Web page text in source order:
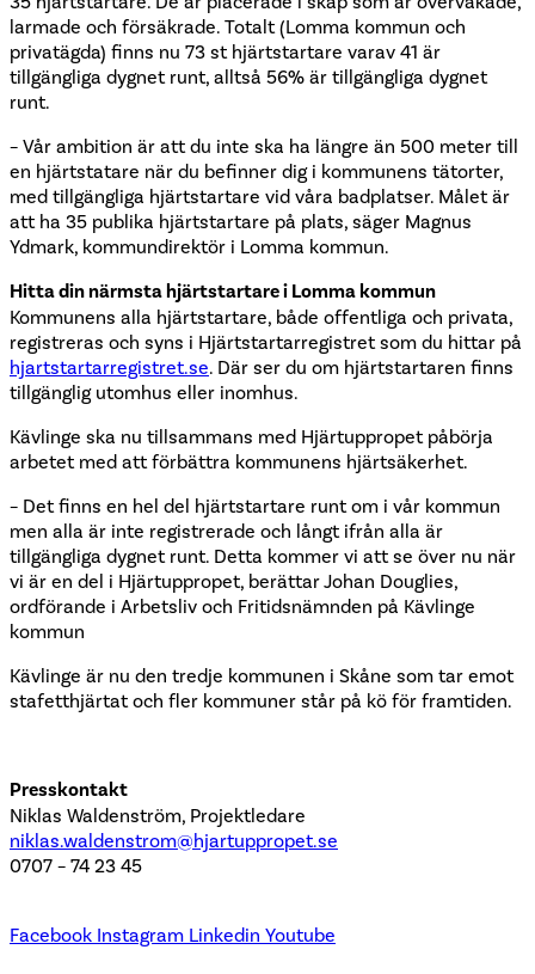
larmade och försäkrade. Totalt (Lomma kommun och
privatägda) finns nu 73 st hjärtstartare varav 41 är
tillgängliga dygnet runt, alltså 56% är tillgängliga dygnet
runt.
– Vår ambition är att du inte ska ha längre än 500 meter till
en hjärtstatare när du befinner dig i kommunens tätorter,
med tillgängliga hjärtstartare vid våra badplatser. Målet är
att ha 35 publika hjärtstartare på plats, säger Magnus
Ydmark, kommundirektör i Lomma kommun.
Hitta din närmsta hjärtstartare i Lomma kommun
Kommunens alla hjärtstartare, både offentliga och privata,
registreras och syns i Hjärtstartarregistret som du hittar på
hjartstartarregistret.se. Där ser du om hjärtstartaren finns
tillgänglig utomhus eller inomhus.
Kävlinge ska nu tillsammans med Hjärtuppropet påbörja
arbetet med att förbättra kommunens hjärtsäkerhet.
– Det finns en hel del hjärtstartare runt om i vår kommun
men alla är inte registrerade och långt ifrån alla är
tillgängliga dygnet runt. Detta kommer vi att se över nu när
vi är en del i Hjärtuppropet, berättar Johan Douglies,
ordförande i Arbetsliv och Fritidsnämnden på Kävlinge
kommun
Kävlinge är nu den tredje kommunen i Skåne som tar emot
stafetthjärtat och fler kommuner står på kö för framtiden.
Presskontakt
Niklas Waldenström, Projektledare
niklas.waldenstrom@hjartuppropet.se
0707 – 74 23 45
Facebook Instagram Linkedin Youtube